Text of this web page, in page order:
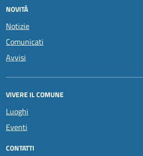
NOVITÀ
Notizie
Comunicati
Avvisi
VIVERE IL COMUNE
Luoghi
Eventi
CONTATTI